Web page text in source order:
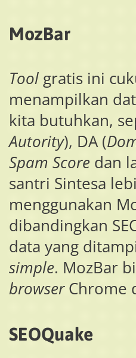
MozBar
Tool gratis ini
menampilkan
kita butuhkan,
Autority), DA (
Spam Score dan
santri Sintesa
menggunakan
dibandingkan
data yang
simple. MozBar
browserChrome
SEOQuake